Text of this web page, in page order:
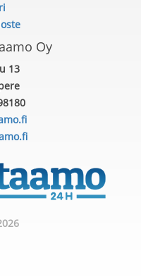
Oy
13